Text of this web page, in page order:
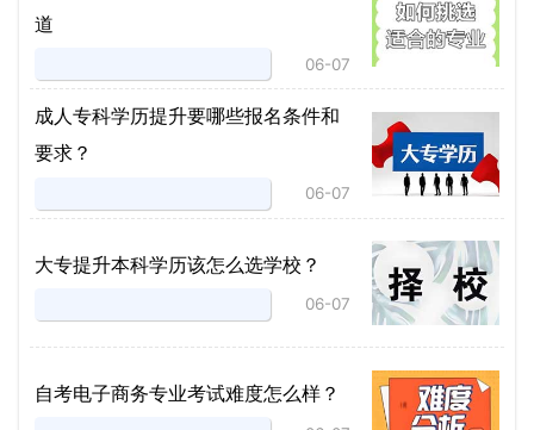
道
06-07
成人专科学历提升要哪些报名条件和
要求？
06-07
大专提升本科学历该怎么选学校？
06-07
自考电子商务专业考试难度怎么样？